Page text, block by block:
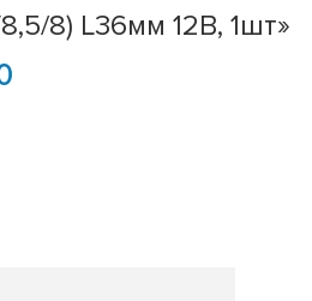
8) L36мм 12В, 1шт»